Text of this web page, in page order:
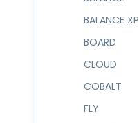
BALANCE XP
BOARD
CLOUD
COBALT
FLY